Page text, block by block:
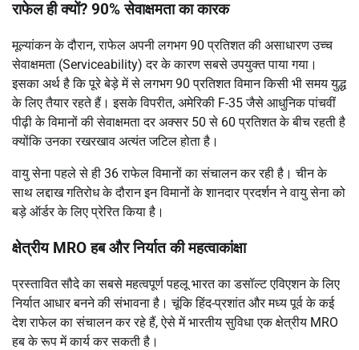
राफेल ही क्यों? 90% सेवाक्षमता का कारक
मूल्यांकन के दौरान, राफेल अपनी लगभग 90 प्रतिशत की असाधारण उच्च
सेवाक्षमता (Serviceability) दर के कारण सबसे उपयुक्त पाया गया।
इसका अर्थ है कि पूरे बेड़े में से लगभग 90 प्रतिशत विमान किसी भी समय युद्ध
के लिए तैयार रहते हैं। इसके विपरीत, अमेरिकी F-35 जैसे आधुनिक पांचवीं
पीढ़ी के विमानों की सेवाक्षमता दर अक्सर 50 से 60 प्रतिशत के बीच रहती है
क्योंकि उनका रखरखाव अत्यंत जटिल होता है।
वायु सेना पहले से ही 36 राफेल विमानों का संचालन कर रही है। चीन के
साथ लद्दाख गतिरोध के दौरान इन विमानों के शानदार प्रदर्शन ने वायु सेना को
बड़े ऑर्डर के लिए प्रेरित किया है।
क्षेत्रीय MRO हब और निर्यात की महत्वाकांक्षा
प्रस्तावित सौदे का सबसे महत्वपूर्ण पहलू भारत का डसॉल्ट एविएशन के लिए
निर्यात आधार बनने की संभावना है। चूंकि हिंद-प्रशांत और मध्य पूर्व के कई
देश राफेल का संचालन कर रहे हैं, ऐसे में भारतीय सुविधा एक क्षेत्रीय MRO
हब के रूप में कार्य कर सकती है।